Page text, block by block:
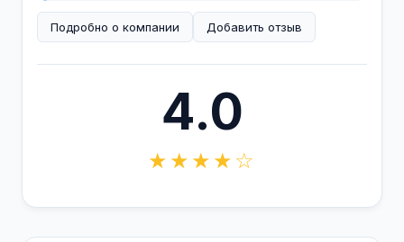
Подробно о компании Добавить отзыв
4.0
★★★★☆